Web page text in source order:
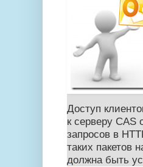
Доступ
к серверу CAS
запросов в
таких пакетов
должна быть